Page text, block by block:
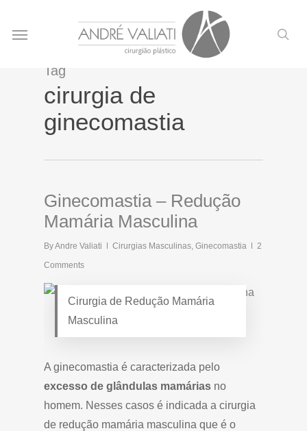
Tag
cirurgia de
ginecomastia
Ginecomastia – Redução
Mamária Masculina
ByAndre Valiati Cirurgias Masculinas, Ginecomastia
2
Comments
Cirurgia de Redução Mamária
Masculina
A ginecomastia é caracterizada pelo
excesso de glândulas mamárias no
homem. Nesses casos é indicada a cirurgia
de redução mamária masculina que é o